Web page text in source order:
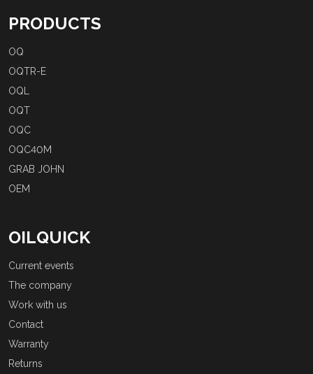
PRODUCTS
OQ
OQTR-E
OQL
OQT
OQC
OQC40M
GRAB JOHN
OEM
OILQUICK
Current events
The company
Work with us
Contact
Warranty
Returns